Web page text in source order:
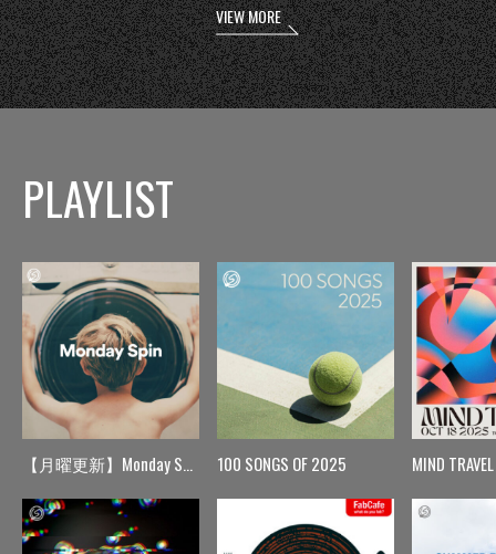
VIEW MORE
PLAYLIST
【月曜更新】Monday Spin 100 SONGS OF 2025 MIND TRAVEL